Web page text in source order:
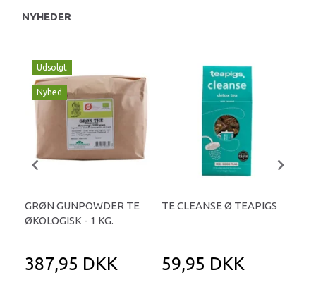
NYHEDER
Udsolgt
Nyhed
GRØN GUNPOWDER TE
ØKOLOGISK - 1 KG.
387,95 DKK
TE CLEANSE Ø TEAPIGS
59,95 DKK